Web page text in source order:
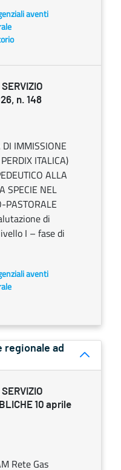
aventi
n. 148
IMMISSIONE
ITALICA)
ALLA
SPECIE NEL
PASTORALE
di
I – fase di
aventi
ad
10 aprile
Rete Gas